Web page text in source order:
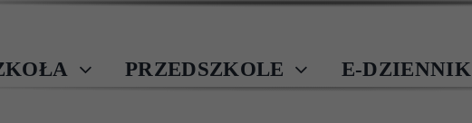
PRZEDSZKOLE E-DZIENNIK